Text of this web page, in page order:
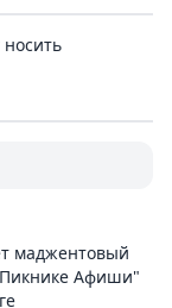
маджентовый
Афиши"